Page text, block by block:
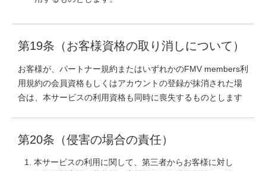
第19条（お客様資格の取り消しについて）
お客様が、パートナー規約またはいずれかのFMV members利
用規約の会員資格もしくはアカウントの登録が抹消された場
合は、本サービスの利用資格も同時に喪失するものとします
第20条（侵害の場合の責任）
本サービスの利用に関して、第三者からお客様に対し